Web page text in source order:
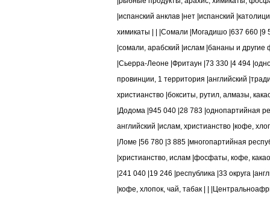
|испанский анклав |нет |испанский
химикаты | | |Сомали |Могадишо |637 660 |9
|сомали, арабский |ислам |бананы и
|Сьерра-Леоне |Фритаун |73 330 |4 494
провинции, 1 территория |английский
христианство |бокситы, рутил, алмазы,
|Додома |945 040 |28 783 |однопартийная
английский |ислам, христианство |кофе,
|Ломе |56 780 |3 885 |многопартийная
|христианство, ислам |фосфаты, кофе,
|241 040 |19 246 |республика |33 округа
|кофе, хлопок, чай, табак | |